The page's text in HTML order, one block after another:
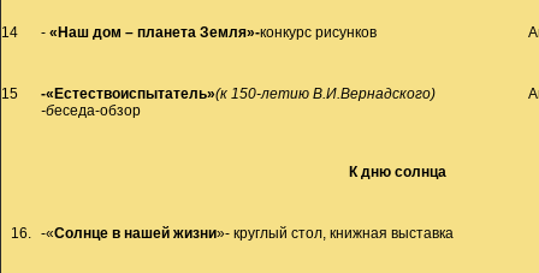
14 - «Наш дом – планета Земля»-конкурс рисунков
15 -«Естествоиспытатель»(к 150-летию В.И.Вернадского)
-беседа-обзор
К дню солнца
16. -«Солнце в нашей жизни»- круглый стол, книжная выставка